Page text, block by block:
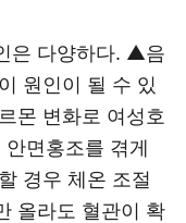
은 다양하다. ▲음
원인이 될 수 있
몬 변화로 여성호
면홍조를 겪게
경우 체온 조절
올라도 혈관이 확